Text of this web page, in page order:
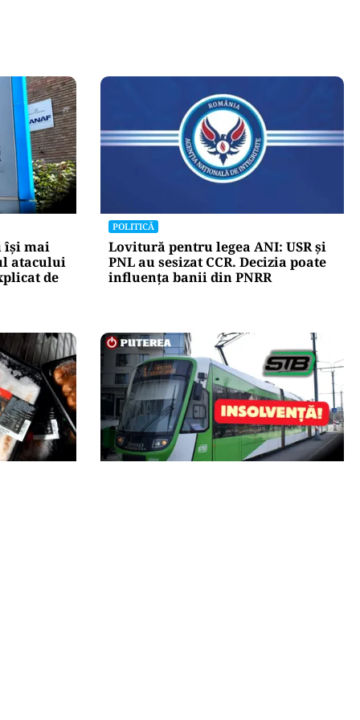
își mai
atacului
de
POLITICĂ
Lovitură pentru legea ANI: USR și
PNL au sesizat CCR. Decizia poate
influența banii din PNRR